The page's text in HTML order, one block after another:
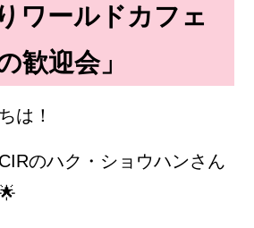
ワールドカフェ
歓迎会」
は！
のハク・ショウハンさん